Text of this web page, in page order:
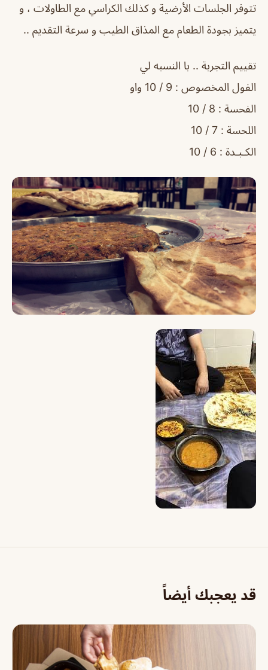
تتوفر الجلسات الأرضية و كذلك الكراسي مع الطاولات ، و
يتميز بجودة الطعام مع المذاق الطيب و سرعة التقديم ..
تقييم التجربة .. با النسبه لي
الفول المخصوص : 9 / 10 واو
الفحسة : 8 / 10
اللحسة : 7 / 10
الكـبـدة : 6 / 10
قد يعجبك أيضاً